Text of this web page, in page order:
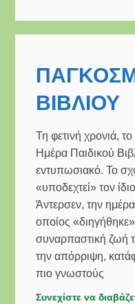
μας
στον
τελικό
ρομποτικής
STEM
2026
ΒΙΒΛΙΟΥ
Τη φετινή χρονιά,
Ημέρα Παιδικού
εντυπωσιακό. Το
«υποδεχτεί» τον
Άντερσεν, την
οποίος
συναρπαστική ζωή
την απόρριψη,
πιο γνωστούς
Συνεχίστε να